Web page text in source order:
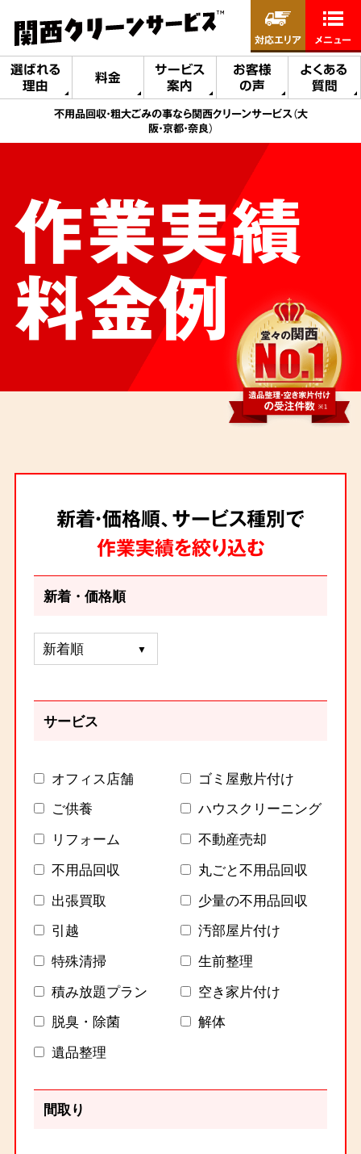
選ばれる
理由
料金
サービス
案内
お客様
の声
よくある
質問
対応エリア メニュー
不用品回収・粗大ごみの事なら関西クリーンサービス（大
阪・京都・奈良）
作業実績
料金例
新着・価格順、サービス種別で
作業実績を絞り込む
新着・価格順
サービス
オフィス店舗
ゴミ屋敷片付け
ご供養
ハウスクリーニング
リフォーム
不動産売却
不用品回収
丸ごと不用品回収
出張買取
少量の不用品回収
引越
汚部屋片付け
特殊清掃
生前整理
積み放題プラン
空き家片付け
脱臭・除菌
解体
遺品整理
間取り